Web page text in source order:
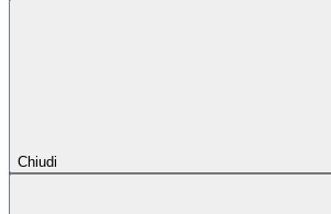
Chiudi